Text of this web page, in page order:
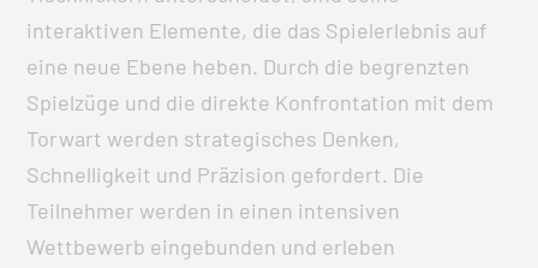
interaktiven Elemente, die das Spielerlebnis auf
eine neue Ebene heben. Durch die begrenzten
Spielzüge und die direkte Konfrontation mit dem
Torwart werden strategisches Denken,
Schnelligkeit und Präzision gefordert. Die
Teilnehmer werden in einen intensiven
Wettbewerb eingebunden und erleben